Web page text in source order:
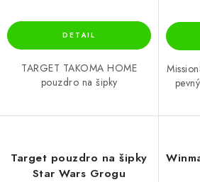
TARGET TAKOMA HOME
pouzdro na šipky
Target pouzdro na šipky
Star Wars Grogu